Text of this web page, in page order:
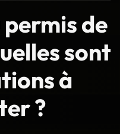
de
sont
à
?